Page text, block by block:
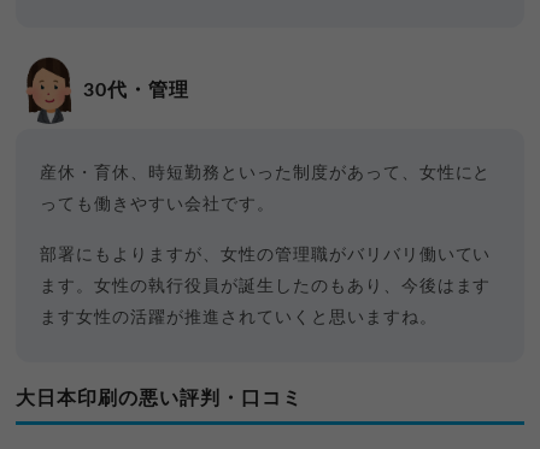
30代・管理
産休・育休、時短勤務といった制度があって、女性にと
っても働きやすい会社です。
部署にもよりますが、女性の管理職がバリバリ働いてい
ます。女性の執行役員が誕生したのもあり、今後はます
ます女性の活躍が推進されていくと思いますね。
大日本印刷の悪い評判・口コミ